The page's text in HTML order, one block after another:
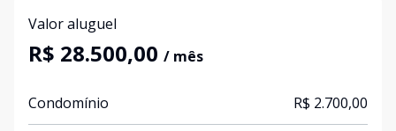
Valor aluguel
R$ 28.500,00 / mês
Condomínio R$ 2.700,00